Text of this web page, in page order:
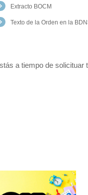
Extracto BOCM
Texto de la Orden en la
a tiempo de solicituar